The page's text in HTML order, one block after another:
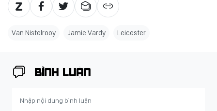
Van Nistelrooy Jamie Vardy Leicester
BÌNH LUẬN